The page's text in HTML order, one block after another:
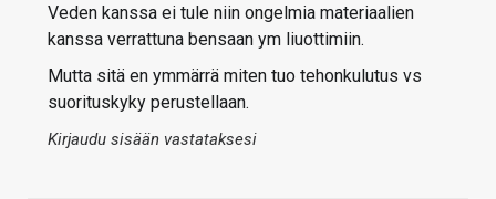
Veden kanssa ei tule niin ongelmia materiaalien
kanssa verrattuna bensaan ym liuottimiin.
Mutta sitä en ymmärrä miten tuo tehonkulutus vs
suorituskyky perustellaan.
Kirjaudu sisään vastataksesi